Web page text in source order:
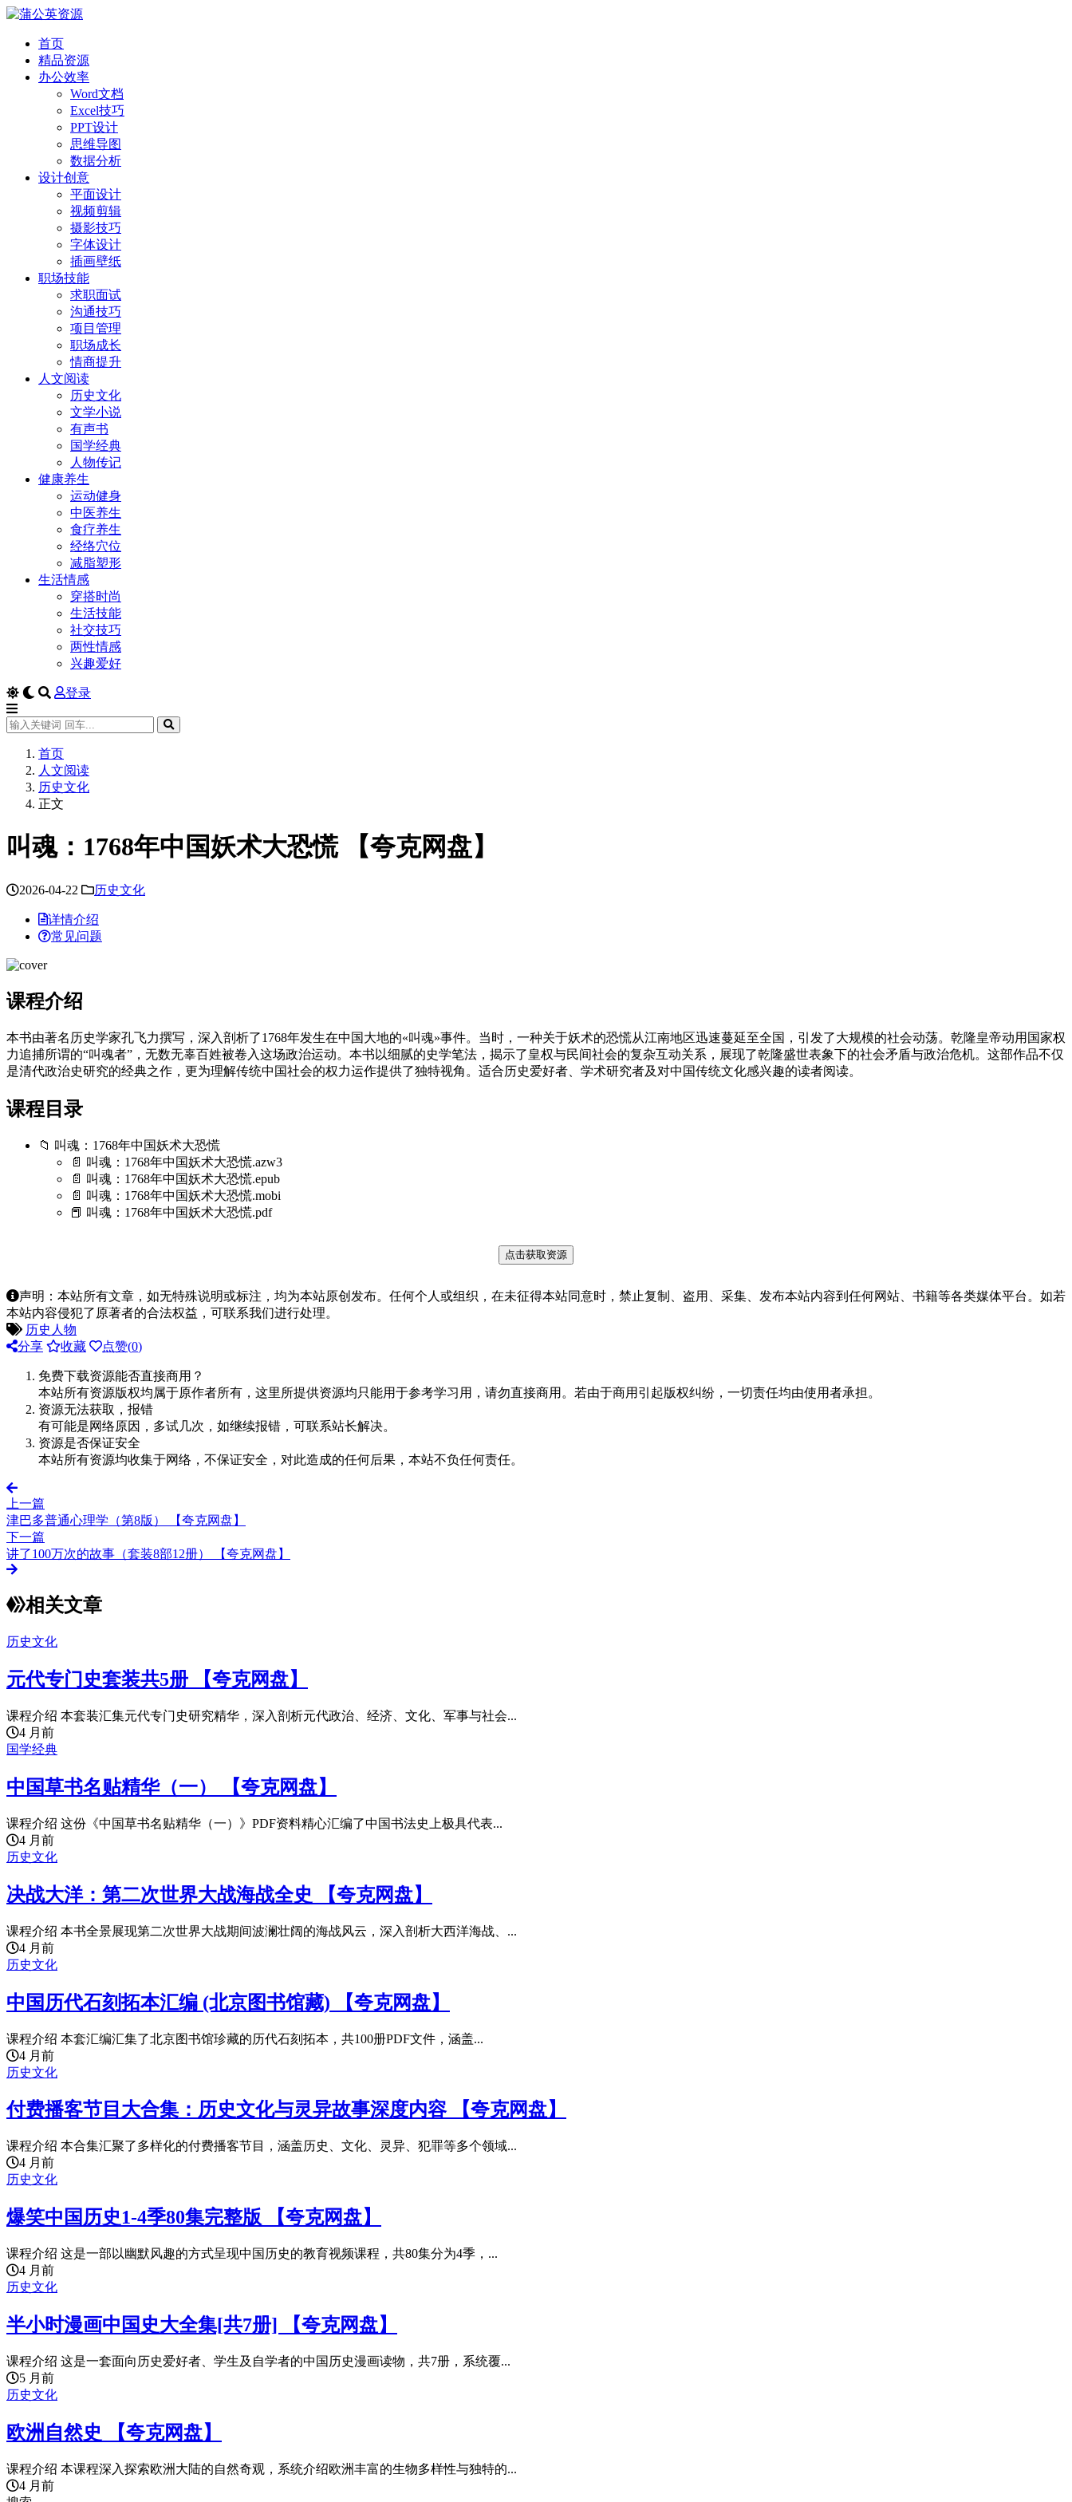
首页
精品资源
办公效率
Word文档
Excel技巧
PPT设计
思维导图
数据分析
设计创意
平面设计
视频剪辑
摄影技巧
字体设计
插画壁纸
职场技能
求职面试
沟通技巧
项目管理
职场成长
情商提升
人文阅读
历史文化
文学小说
有声书
国学经典
人物传记
健康养生
运动健身
中医养生
食疗养生
经络穴位
减脂塑形
生活情感
穿搭时尚
生活技能
社交技巧
两性情感
兴趣爱好
登录
首页
人文阅读
历史文化
正文
叫魂：1768年中国妖术大恐慌 【夸克网盘】
2026-04-22 历史文化
详情介绍
常见问题
课程介绍
本书由著名历史学家孔飞力撰写，深入剖析了1768年发生在中国大地的«叫魂»事件。当时，一种关于妖术的恐慌从江南地区迅速蔓延至全国，引发了大规模的社会动荡。乾隆皇帝动用国家权
力追捕所谓的“叫魂者”，无数无辜百姓被卷入这场政治运动。本书以细腻的史学笔法，揭示了皇权与民间社会的复杂互动关系，展现了乾隆盛世表象下的社会矛盾与政治危机。这部作品不仅
是清代政治史研究的经典之作，更为理解传统中国社会的权力运作提供了独特视角。适合历史爱好者、学术研究者及对中国传统文化感兴趣的读者阅读。
课程目录
📁 叫魂：1768年中国妖术大恐慌
📄 叫魂：1768年中国妖术大恐慌.azw3
📄 叫魂：1768年中国妖术大恐慌.epub
📄 叫魂：1768年中国妖术大恐慌.mobi
📕 叫魂：1768年中国妖术大恐慌.pdf
点击获取资源
声明：本站所有文章，如无特殊说明或标注，均为本站原创发布。任何个人或组织，在未征得本站同意时，禁止复制、盗用、采集、发布本站内容到任何网站、书籍等各类媒体平台。如若
本站内容侵犯了原著者的合法权益，可联系我们进行处理。
历史人物
分享
收藏 点赞(0)
免费下载资源能否直接商用？
本站所有资源版权均属于原作者所有，这里所提供资源均只能用于参考学习用，请勿直接商用。若由于商用引起版权纠纷，一切责任均由使用者承担。
资源无法获取，报错
有可能是网络原因，多试几次，如继续报错，可联系站长解决。
资源是否保证安全
本站所有资源均收集于网络，不保证安全，对此造成的任何后果，本站不负任何责任。
上一篇
津巴多普通心理学（第8版） 【夸克网盘】
下一篇
讲了100万次的故事（套装8部12册） 【夸克网盘】
相关文章
历史文化
元代专门史套装共5册 【夸克网盘】
课程介绍 本套装汇集元代专门史研究精华，深入剖析元代政治、经济、文化、军事与社会...
4 月前
国学经典
中国草书名贴精华（一） 【夸克网盘】
课程介绍 这份《中国草书名贴精华（一）》PDF资料精心汇编了中国书法史上极具代表...
4 月前
历史文化
决战大洋：第二次世界大战海战全史 【夸克网盘】
课程介绍 本书全景展现第二次世界大战期间波澜壮阔的海战风云，深入剖析大西洋海战、...
4 月前
历史文化
中国历代石刻拓本汇编 (北京图书馆藏) 【夸克网盘】
课程介绍 本套汇编汇集了北京图书馆珍藏的历代石刻拓本，共100册PDF文件，涵盖...
4 月前
历史文化
付费播客节目大合集：历史文化与灵异故事深度内容 【夸克网盘】
课程介绍 本合集汇聚了多样化的付费播客节目，涵盖历史、文化、灵异、犯罪等多个领域...
4 月前
历史文化
爆笑中国历史1-4季80集完整版 【夸克网盘】
课程介绍 这是一部以幽默风趣的方式呈现中国历史的教育视频课程，共80集分为4季，...
4 月前
历史文化
半小时漫画中国史大全集[共7册] 【夸克网盘】
课程介绍 这是一套面向历史爱好者、学生及自学者的中国历史漫画读物，共7册，系统覆...
5 月前
历史文化
欧洲自然史 【夸克网盘】
课程介绍 本课程深入探索欧洲大陆的自然奇观，系统介绍欧洲丰富的生物多样性与独特的...
4 月前